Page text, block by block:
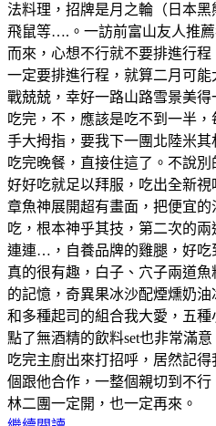
法料理，招牌是月之輪（日本黑
飛鼠等….。一訪前富山友人推
而來，心想不行就不要排進行
一定要排進行程，就算二月可
戰兢兢，幸好一路山路雪景美得
吃完，不，應該是吃不到一半
手大拇指，要我下一團北陸米
吃完晚餐，直接住這了。不說
好好吃就足以拜服，吃出全新
章魚神展開超有畫面，把便宜
吃，根本神乎其技，第二次的
連連…，自養品牌的雞腿，好吃
真的很有趣，白子、穴子兩道
的記憶，奇異果冰沙配煙燻奶
和多種起司的組合我大愛，五種
點了無酒精的飲料set也非常滿意
吃完主廚出來打招呼，居然記
個跟他合作，一整個親切到不
林二團一定開，也一定再來。